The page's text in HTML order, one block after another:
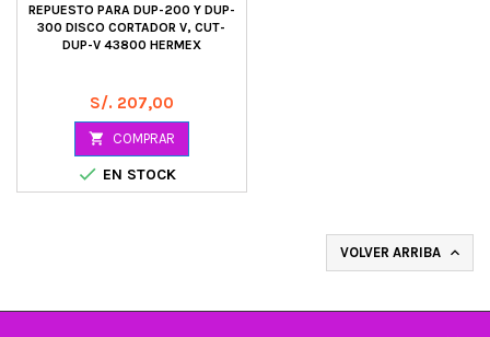
REPUESTO PARA DUP-200 Y DUP-
300 DISCO CORTADOR V, CUT-
DUP-V 43800 HERMEX
Precio
S/. 207,00
 COMPRAR
 EN STOCK
VOLVER ARRIBA 